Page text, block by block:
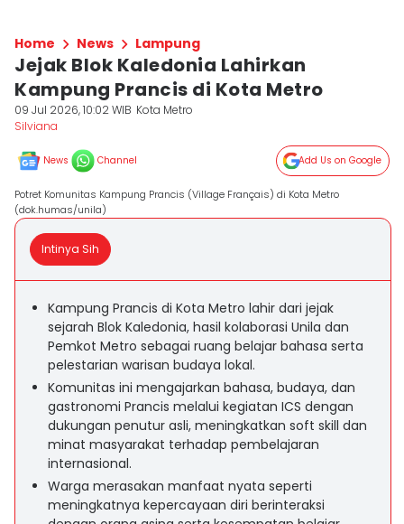
Home News Lampung
Jejak Blok Kaledonia Lahirkan
Kampung Prancis di Kota Metro
09 Jul 2026, 10:02 WIB Kota Metro
Silviana
News Channel Add Us on Google
Potret Komunitas Kampung Prancis (Village Français) di Kota Metro
(dok.humas/unila)
Intinya Sih
Kampung Prancis di Kota Metro lahir dari jejak
sejarah Blok Kaledonia, hasil kolaborasi Unila dan
Pemkot Metro sebagai ruang belajar bahasa serta
pelestarian warisan budaya lokal.
Komunitas ini mengajarkan bahasa, budaya, dan
gastronomi Prancis melalui kegiatan ICS dengan
dukungan penutur asli, meningkatkan soft skill dan
minat masyarakat terhadap pembelajaran
internasional.
Warga merasakan manfaat nyata seperti
meningkatnya kepercayaan diri berinteraksi